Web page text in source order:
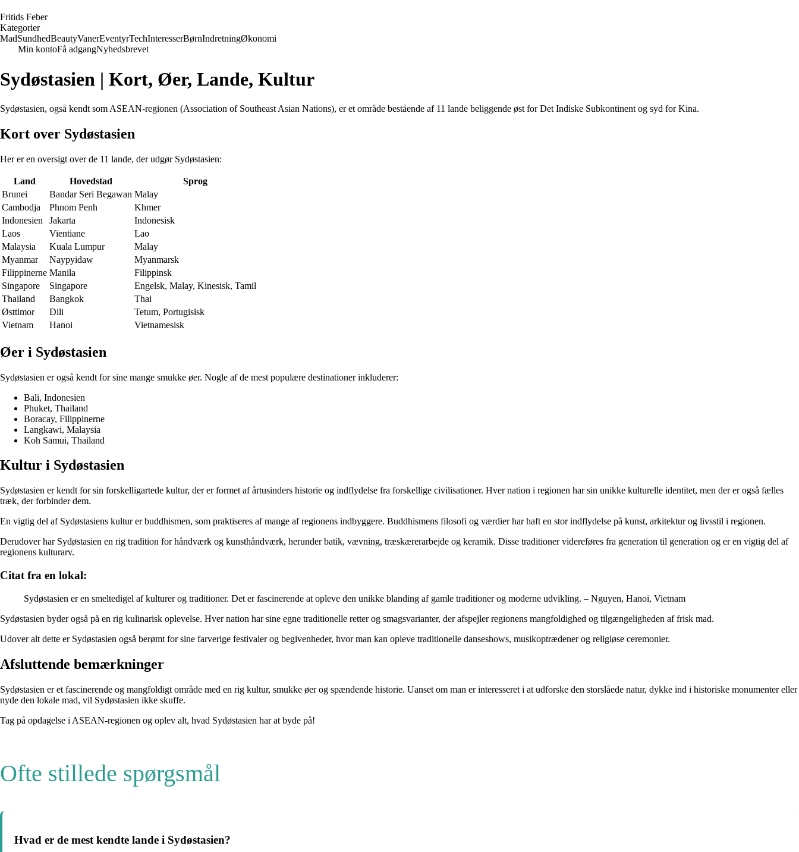
Fritids Feber
Kategorier
MadSundhedBeautyVanerEventyrTechInteresserBørnIndretningØkonomi
Min kontoFå adgangNyhedsbrevet
Sydøstasien | Kort, Øer, Lande, Kultur
Sydøstasien, også kendt som ASEAN-regionen (Association of Southeast Asian Nations), er et område bestående af 11 lande beliggende øst for Det Indiske Subkontinent og syd for Kina.
Kort over Sydøstasien
Her er en oversigt over de 11 lande, der udgør Sydøstasien:
Land Hovedstad
Sprog
Brunei
Bandar Seri Begawan Malay
Cambodja
Phnom Penh
Khmer
Indonesien
Jakarta
Indonesisk
Laos
Vientiane
Lao
Malaysia
Kuala Lumpur
Malay
Myanmar
Naypyidaw
Myanmarsk
Filippinerne Manila
Filippinsk
Singapore
Singapore
Engelsk, Malay, Kinesisk, Tamil
Thailand
Bangkok
Thai
Østtimor
Dili
Tetum, Portugisisk
Vietnam
Hanoi Vietnamesisk
Øer i Sydøstasien
Sydøstasien er også kendt for sine mange smukke øer. Nogle af de mest populære destinationer inkluderer:
Bali, Indonesien
Phuket, Thailand
Boracay, Filippinerne
Langkawi, Malaysia
Koh Samui, Thailand
Kultur i Sydøstasien
Sydøstasien er kendt for sin forskelligartede kultur, der er formet af årtusinders historie og indflydelse fra forskellige civilisationer. Hver nation i regionen har sin unikke kulturelle identitet, men der er også fælles
træk, der forbinder dem.
En vigtig del af Sydøstasiens kultur er buddhismen, som praktiseres af mange af regionens indbyggere. Buddhismens filosofi og værdier har haft en stor indflydelse på kunst, arkitektur og livsstil i regionen.
Derudover har Sydøstasien en rig tradition for håndværk og kunsthåndværk, herunder batik, vævning, træskærerarbejde og keramik. Disse traditioner videreføres fra generation til generation og er en vigtig del af
regionens kulturarv.
Citat fra en lokal:
Sydøstasien er en smeltedigel af kulturer og traditioner. Det er fascinerende at opleve den unikke blanding af gamle traditioner og moderne udvikling. – Nguyen, Hanoi, Vietnam
Sydøstasien byder også på en rig kulinarisk oplevelse. Hver nation har sine egne traditionelle retter og smagsvarianter, der afspejler regionens mangfoldighed og tilgængeligheden af frisk mad.
Udover alt dette er Sydøstasien også berømt for sine farverige festivaler og begivenheder, hvor man kan opleve traditionelle danseshows, musikoptrædener og religiøse ceremonier.
Afsluttende bemærkninger
Sydøstasien er et fascinerende og mangfoldigt område med en rig kultur, smukke øer og spændende historie. Uanset om man er interesseret i at udforske den storslåede natur, dykke ind i historiske monumenter eller
nyde den lokale mad, vil Sydøstasien ikke skuffe.
Tag på opdagelse i ASEAN-regionen og oplev alt, hvad Sydøstasien har at byde på!
Ofte stillede spørgsmål
Hvad er de mest kendte lande i Sydøstasien?